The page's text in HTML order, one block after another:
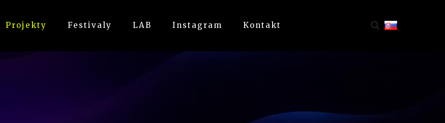
Projekty Festivaly LAB Instagram Kontakt